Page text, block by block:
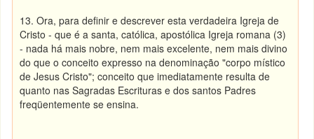
13. Ora, para definir e descrever esta verdadeira Igreja de
Cristo - que é a santa, católica, apostólica Igreja romana (3)
- nada há mais nobre, nem mais excelente, nem mais divino
do que o conceito expresso na denominação "corpo místico
de Jesus Cristo"; conceito que imediatamente resulta de
quanto nas Sagradas Escrituras e dos santos Padres
freqüentemente se ensina.